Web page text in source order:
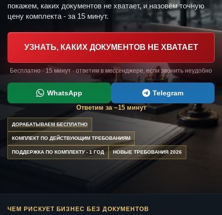
покажем, каких документов не хватает, и назовём точную
цену комплекта - за 15 минут.
УЗНАТЬ, КАКИХ ДОКУМЕНТОВ НЕ ХВАТАЕТ
Бесплатно · 15 минут · ответим в мессенджере, если звонить неудобно
WhatsApp Telegram
Ответим за ~15 минут
ДОРАБАТЫВАЕМ БЕСПЛАТНО
КОМПЛЕКТ ПО ДЕЙСТВУЮЩИМ ТРЕБОВАНИЯМ
ПОДДЕРЖКА ПО КОМПЛЕКТУ - 1 ГОД НОВЫЕ ТРЕБОВАНИЯ 2026
ЧЕМ РИСКУЕТ БИЗНЕС БЕЗ ДОКУМЕНТОВ